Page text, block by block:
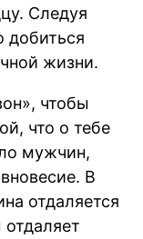
Следуя
добиться
жизни.
чтобы
что о тебе
мужчин,
В
отдаляется